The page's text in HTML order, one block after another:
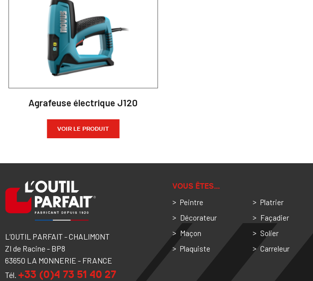
Agrafeuse électrique J120
VOIR LE PRODUIT
L’OUTIL PARFAIT - CHALIMONT
ZI de Racine - BP8
63650 LA MONNERIE - FRANCE
Tél. +33 (0)4 73 51 40 27
VOUS ÊTES…
Peintre
Décorateur
Maçon
Plaquiste
Platrier
Façadier
Solier
Carreleur